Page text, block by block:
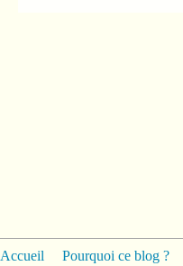
Accueil Pourquoi ce blog ?